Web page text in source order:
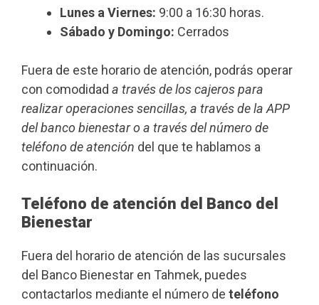
Lunes a Viernes: 9:00 a 16:30 horas.
Sábado y Domingo: Cerrados
Fuera de este horario de atención, podrás operar
con comodidad a través de los cajeros para
realizar operaciones sencillas, a través de la APP
del banco bienestar o a través del número de
teléfono de atención del que te hablamos a
continuación.
Teléfono de atención del Banco del
Bienestar
Fuera del horario de atención de las sucursales
del Banco Bienestar en Tahmek, puedes
contactarlos mediante el número de teléfono